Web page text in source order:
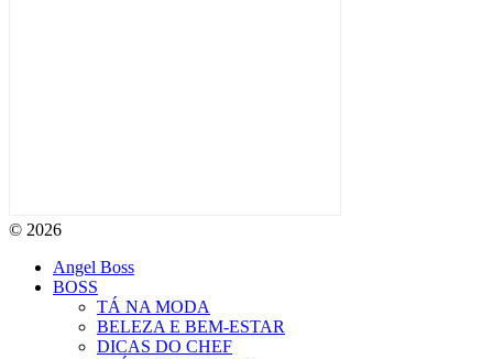
© 2026
Angel Boss
BOSS
TÁ NA MODA
BELEZA E BEM-ESTAR
DICAS DO CHEF